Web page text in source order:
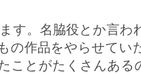
す。名脇役とか言わ
の作品をやらせてい
ことがたくさんある